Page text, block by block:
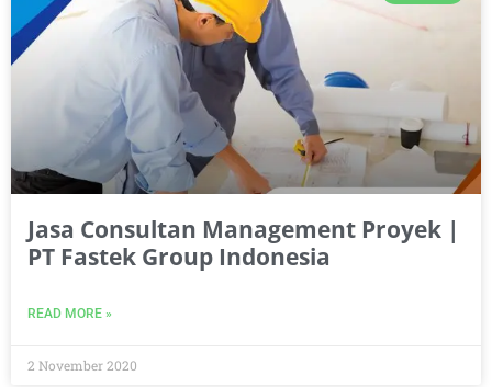
Jasa Consultan Management Proyek |
PT Fastek Group Indonesia
READ MORE »
2 November 2020